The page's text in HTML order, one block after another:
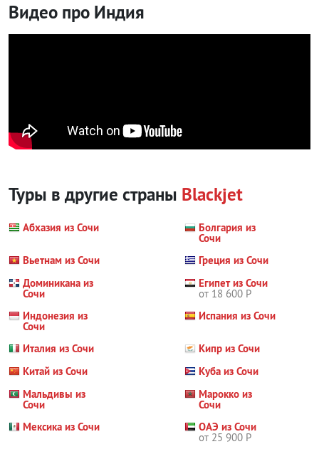
Видео про Индия
Туры в другие страны Blackjet
Абхазия из Сочи Болгария из
Сочи
Вьетнам из Сочи
Греция из Сочи
Доминикана из
Сочи
Египет из Сочи
от 18 600 Р
Индонезия из
Сочи
Испания из Сочи
Италия из Сочи
Кипр из Сочи
Китай из Сочи
Куба из Сочи
Мальдивы из
Сочи
Марокко из
Сочи
Мексика из Сочи
ОАЭ из Сочи
от 25 900 Р